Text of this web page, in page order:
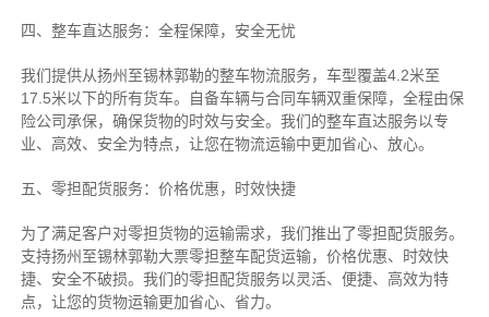
四、整车直达服务：全程保障，安全无忧
我们提供从扬州至锡林郭勒的整车物流服务，车型覆盖4.2米至
17.5米以下的所有货车。自备车辆与合同车辆双重保障，全程由保
险公司承保，确保货物的时效与安全。我们的整车直达服务以专
业、高效、安全为特点，让您在物流运输中更加省心、放心。
五、零担配货服务：价格优惠，时效快捷
为了满足客户对零担货物的运输需求，我们推出了零担配货服务。
支持扬州至锡林郭勒大票零担整车配货运输，价格优惠、时效快
捷、安全不破损。我们的零担配货服务以灵活、便捷、高效为特
点，让您的货物运输更加省心、省力。